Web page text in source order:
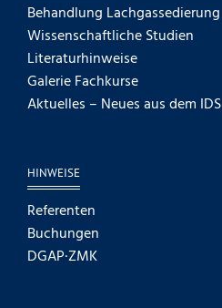
Behandlung Lachgassedierung
Wissenschaftliche Studien
Literaturhinweise
Galerie Fachkurse
Aktuelles – Neues aus dem IDS
HINWEISE
Referenten
Buchungen
DGAP·ZMK